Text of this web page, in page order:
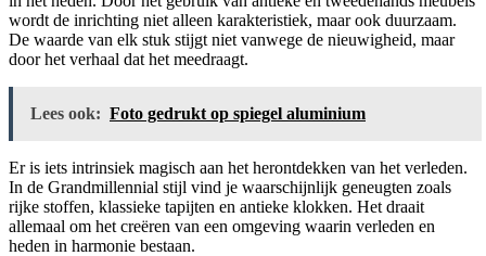
wordt de inrichting niet alleen karakteristiek, maar ook duurzaam.
De waarde van elk stuk stijgt niet vanwege de nieuwigheid, maar
door het verhaal dat het meedraagt.
Lees ook: Foto gedrukt op spiegel aluminium
Er is iets intrinsiek magisch aan het herontdekken van het verleden.
In de Grandmillennial stijl vind je waarschijnlijk geneugten zoals
rijke stoffen, klassieke tapijten en antieke klokken. Het draait
allemaal om het creëren van een omgeving waarin verleden en
heden in harmonie bestaan.